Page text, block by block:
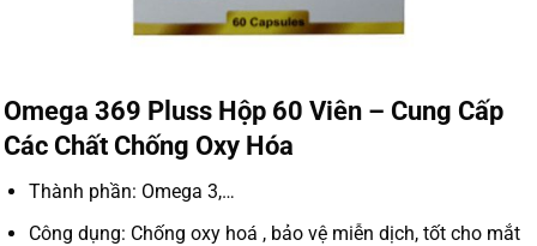
Omega 369 Pluss Hộp 60 Viên – Cung Cấp
Các Chất Chống Oxy Hóa
Thành phần: Omega 3,…
Công dụng: Chống oxy hoá , bảo vệ miễn dịch, tốt cho mắt